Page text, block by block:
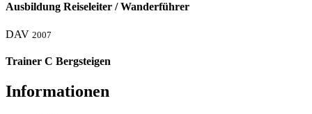
Ausbildung Reiseleiter / Wanderführer
DAV 2007
Trainer C Bergsteigen
Informationen